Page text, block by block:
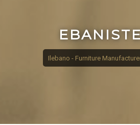
Ilebano - Furniture